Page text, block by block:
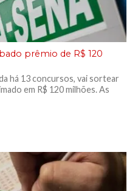
prêmio de R$ 120
há 13 concursos, vai sortear
em R$ 120 milhões. As